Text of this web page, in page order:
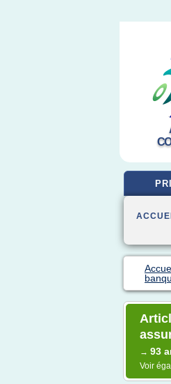
→ 93
Voir